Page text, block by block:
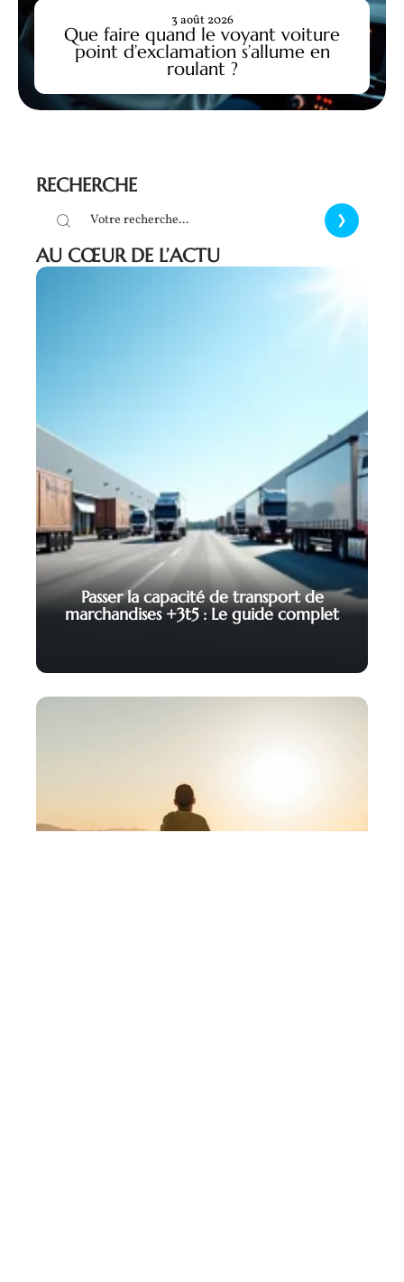
Que faire quand le voyant voiture
point d’exclamation s’allume en
roulant ?
3 août 2026
RECHERCHE
AU CŒUR DE L’ACTU
Passer la capacité de transport de
marchandises +3t5 : Le guide complet